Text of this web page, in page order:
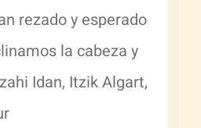
rezado y esperado
la cabeza y
Idan, Itzik Algart,